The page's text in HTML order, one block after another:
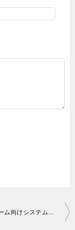
スポーツチーム向けシステム開発新規開発